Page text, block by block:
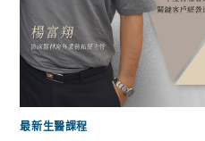
最新生醫課程